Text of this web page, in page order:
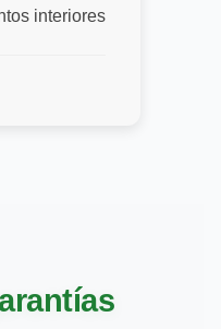
interiores